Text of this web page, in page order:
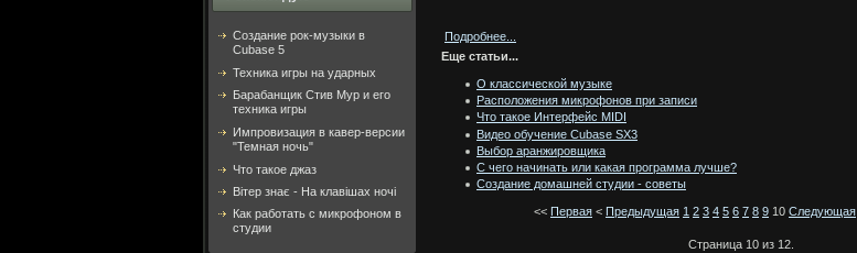
Создание рок-музыки в
Cubase 5
Техника игры на ударных
Барабанщик Стив Мур и его
техника игры
Импровизация в кавер-версии
"Темная ночь"
Что такое джаз
Вітер знає - На клавішах ночі
Как работать с микрофоном в
студии
Подробнее...
Еще статьи...
О классической музыке
Расположения микрофонов при записи
Что такое Интерфейс MIDI
Видео обучение Cubase SX3
Выбор аранжировщика
C чего начинать или какая программа лучше?
Создание домашней студии - советы
<< Первая < Предыдущая 1 2 3 4 5 6 7 8 9 10 Следующая
Страница 10 из 12.